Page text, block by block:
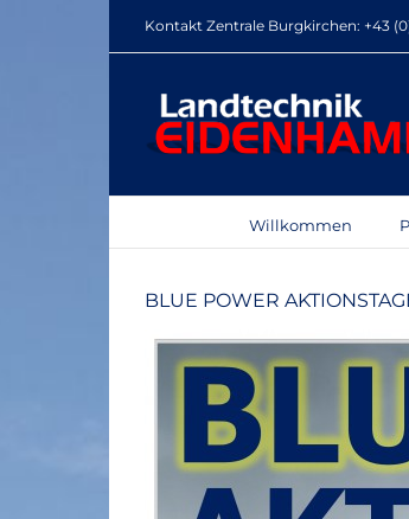
Kontakt Zentrale Burgkirchen: +43
Willkommen
BLUE POWER